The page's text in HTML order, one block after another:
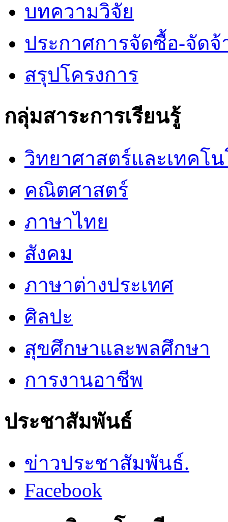
บทความวิจัย
ประกาศการจัดซื้อ-จัดจ้
สรุปโครงการ
กลุ่มสาระการเรียนรู้
วิทยาศาสตร์และเทคโ
คณิตศาสตร์
ภาษาไทย
สังคม
ภาษาต่างประเทศ
ศิลปะ
สุขศึกษาและพลศึกษา
การงานอาชีพ
ประชาสัมพันธ์
ข่าวประชาสัมพันธ์.
Facebook